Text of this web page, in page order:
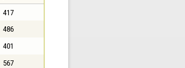
417
486
401
567